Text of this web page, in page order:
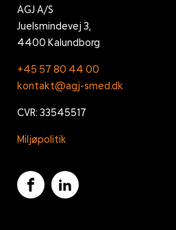
AGJ A/S
Juelsmindevej 3,
4400 Kalundborg
+45 57 80 44 00
kontakt@agj-smed.dk
CVR: 33545517
Miljøpolitik